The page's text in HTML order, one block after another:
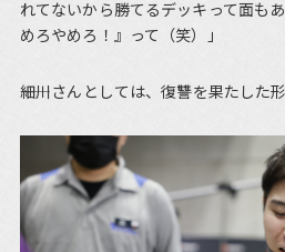
れてないから勝てるデッキって面も
めろやめろ！』って（笑）」
――細川さんとしては、復讐を果たした